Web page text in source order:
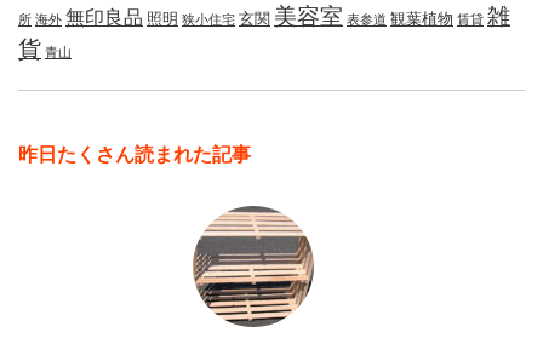
所 海外 無印良品 照明 狭小住宅 玄関 美容室 表参道 観葉植物 賃貸 雑
貨 青山
昨日たくさん読まれた記事